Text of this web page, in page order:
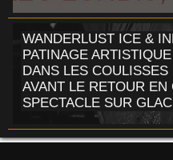
WANDERLUST ICE &
PATINAGE
DANS LES
AVANT LE RETOUR EN
SPECTACLE SUR